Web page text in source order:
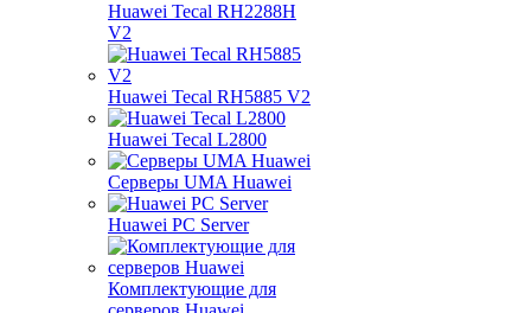
Huawei Tecal RH2288H
V2
Huawei Tecal RH5885 V2
Huawei Tecal L2800
Серверы UMA Huawei
Huawei PC Server
Комплектующие для